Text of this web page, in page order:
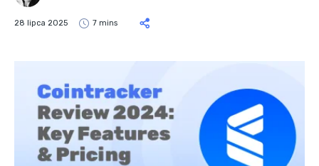
28 lipca 2025 7 mins